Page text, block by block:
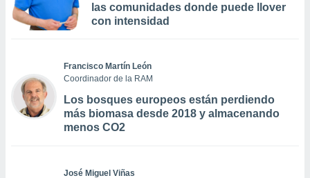
las comunidades donde puede llover
con intensidad
Francisco Martín León
Coordinador de la RAM
Los bosques europeos están perdiendo
más biomasa desde 2018 y almacenando
menos CO2
José Miguel Viñas